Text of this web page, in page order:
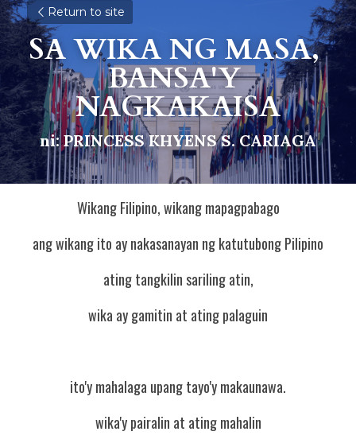
Return to site
SA WIKA NG MASA,
BANSA'Y
NAGKAKAISA
ni: PRINCESS KHYENS S. CARIAGA
Wikang Filipino, wikang mapagpabago
ang wikang ito ay nakasanayan ng katutubong Pilipino
ating tangkilin sariling atin,
wika ay gamitin at ating palaguin
ito'y mahalaga upang tayo'y makaunawa.
wika'y pairalin at ating mahalin